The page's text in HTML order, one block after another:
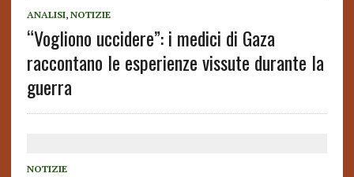
ANALISI, NOTIZIE
“Vogliono uccidere”: i medici di Gaza
raccontano le esperienze vissute durante la
guerra
NOTIZIE